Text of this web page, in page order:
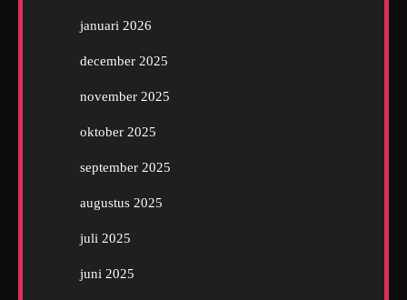
januari 2026
december 2025
november 2025
oktober 2025
september 2025
augustus 2025
juli 2025
juni 2025